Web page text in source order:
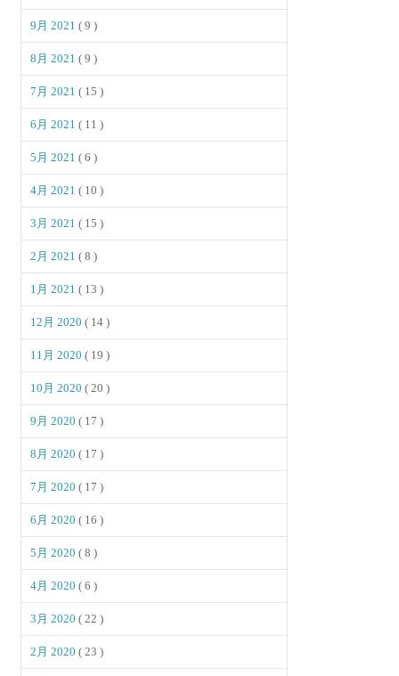
9月 2021( 9 )
8月 2021( 9 )
7月 2021( 15 )
6月 2021( 11 )
5月 2021( 6 )
4月 2021( 10 )
3月 2021( 15 )
2月 2021( 8 )
1月 2021( 13 )
12月 2020( 14 )
11月 2020( 19 )
10月 2020( 20 )
9月 2020( 17 )
8月 2020( 17 )
7月 2020( 17 )
6月 2020( 16 )
5月 2020( 8 )
4月 2020( 6 )
3月 2020( 22 )
2月 2020( 23 )